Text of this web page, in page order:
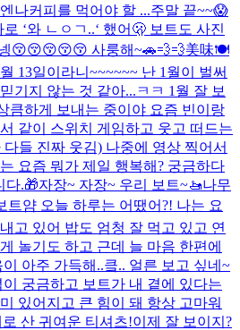
나커피를 먹어야 할 ...주말 끝~~😱
‘와 ㄴㅇㄱ..‘ 했어🫢 보트도 사진
😚😚😚😚😚 사룽해~🚗💨💨美味🍽️
13일이라니~~~~~~ 난 1월이 벌써
기지 않는 것 같아...ㅋㅋ 1월 잘 보
큼하게 보내는 중이야 요즘 빈이랑
같이 스위치 게임하고 웃고 떠드는
들 진짜 웃김) 나중에 영상 찍어서
요즘 뭐가 제일 행복해? 궁금하다
다.🎁자장~ 자장~ 우리 보트~🚤나무
트얌 오늘 하루는 어땠어?! 나는 요
고 있어 밥도 엄청 잘 먹고 있고 연
놀기도 하고 근데 늘 마음 한편에
아주 가득해..킄.. 얼른 보고 싶네~
궁금하고 보트가 내 곁에 있다는
있어지고 큰 힘이 돼 항상 고마워
로 산 귀여운 티셔츠!이제 잘 보이지?